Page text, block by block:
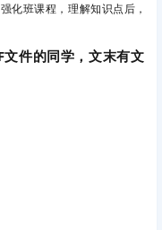
化班课程，理解知识点后，
文件的同学，文末有文